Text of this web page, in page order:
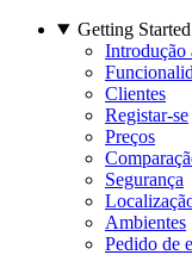
Getting Started
Introdução
Clientes
Registar-se
Preços
Segurança
Ambientes
Pedido de